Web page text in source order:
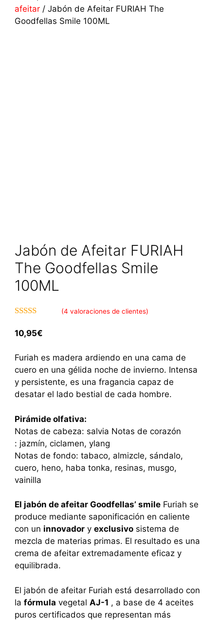
afeitar / Jabón de Afeitar FURIAH The
Goodfellas Smile 100ML
Jabón de Afeitar FURIAH
The Goodfellas Smile
100ML
(4 valoraciones de clientes)
10,95€
Furiah es madera ardiendo en una cama de
cuero en una gélida noche de invierno. Intensa
y persistente, es una fragancia capaz de
desatar el lado bestial de cada hombre.
Pirámide olfativa:
Notas de cabeza: salvia Notas de corazón
: jazmín, ciclamen, ylang
Notas de fondo: tabaco, almizcle, sándalo,
cuero, heno, haba tonka, resinas, musgo,
vainilla
El jabón de afeitar Goodfellas’ smile Furiah se
produce mediante saponificación en caliente
con un innovador y exclusivo sistema de
mezcla de materias primas. El resultado es una
crema de afeitar extremadamente eficaz y
equilibrada.
El jabón de afeitar Furiah está desarrollado con
la fórmula vegetal AJ-1 , a base de 4 aceites
puros certificados que representan más